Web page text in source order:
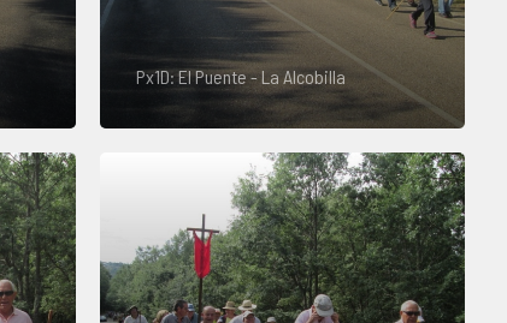
Px1D: El Puente - La Alcobilla